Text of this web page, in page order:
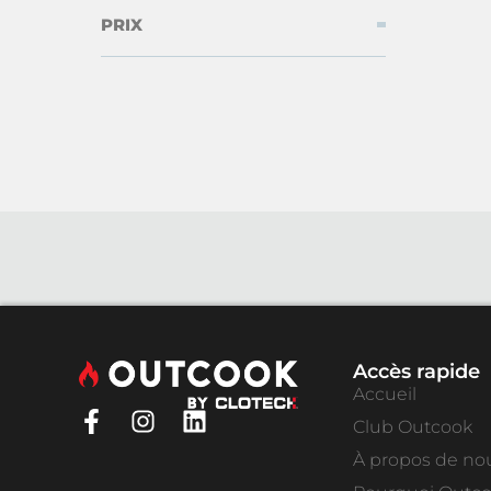
PRIX
Accès rapide
Accueil
Club Outcook
À propos de